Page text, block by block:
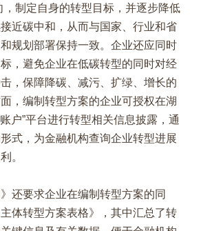
，制定自身的转型目标，并逐步降低
近碳中和，从而与国家、行业和省
规划部署保持一致。企业还应同时
，避免企业在低碳转型的同时对经
，保障降碳、减污、扩绿、增长的
，编制转型方案的企业可授权在湖
户”平台进行转型相关信息披露，通
式，为金融机构查询企业转型进展
。
还要求企业在编制转型方案的同
体转型方案表格》，其中汇总了转